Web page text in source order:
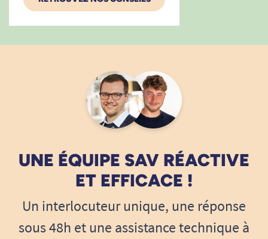
UNE ÉQUIPE SAV RÉACTIVE
ET EFFICACE !
Un interlocuteur unique, une réponse
sous 48h et une assistance technique à